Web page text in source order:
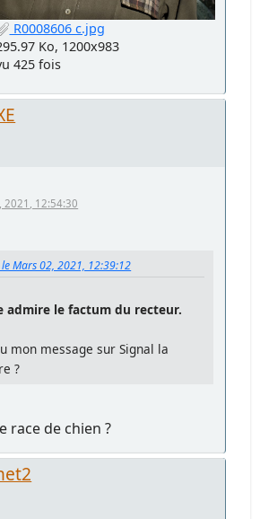
R0008606 c.jpg
Ko, 1200x983
425 fois
2021, 12:54:30
Mars 02, 2021, 12:39:12
admire le factum du recteur.
mon message sur Signal la
?
race de chien ?